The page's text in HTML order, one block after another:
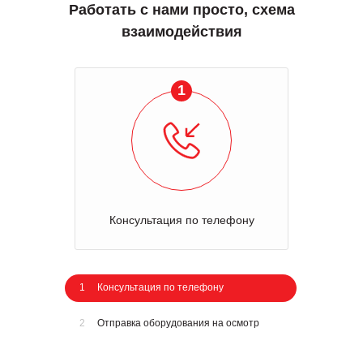
Работать с нами просто, схема
взаимодействия
1
Консультация по телефону
1 Консультация по телефону
2 Отправка оборудования на осмотр